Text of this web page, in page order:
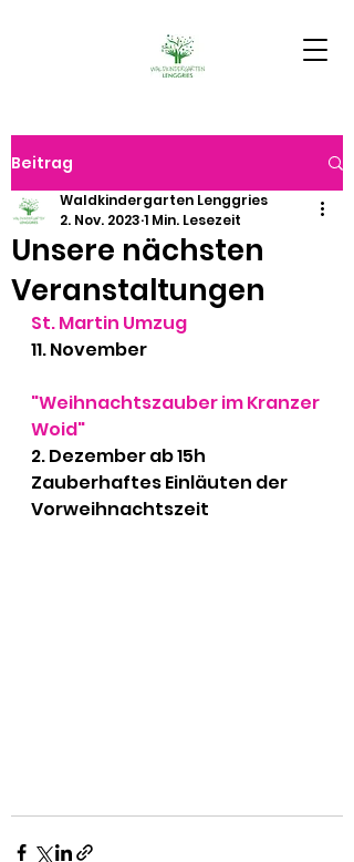
Beitrag
Unsere nächsten
Veranstaltungen
Waldkindergarten Lenggries
2. Nov. 2023 1 Min. Lesezeit
St. Martin Umzug
11. November
"Weihnachtszauber im Kranzer
Woid"
2. Dezember ab 15h
Zauberhaftes Einläuten der
Vorweihnachtszeit